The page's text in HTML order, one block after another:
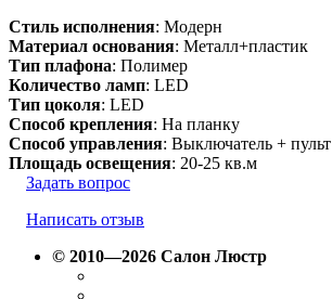
Стиль исполнения: Модерн
Материал основания: Металл+пластик
Тип плафона: Полимер
Количество ламп: LED
Тип цоколя: LED
Способ крепления: На планку
Способ управления: Выключатель + пульт
Площадь освещения: 20-25 кв.м
Задать вопрос
Написать отзыв
© 2010—2026 Салон Люстр